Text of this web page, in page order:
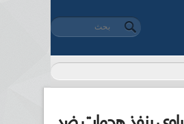
استمارة البحث
‏بحث ‏